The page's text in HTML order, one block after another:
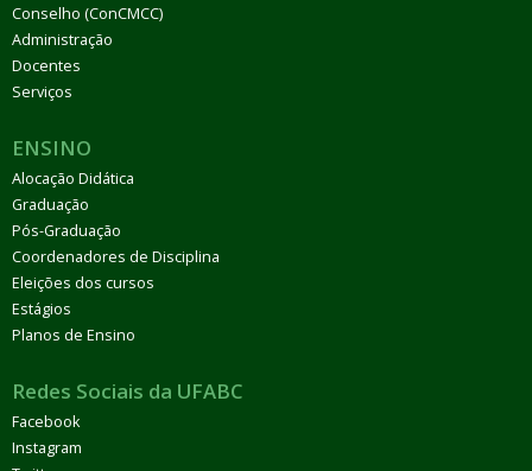
Conselho (ConCMCC)
Administração
Docentes
Serviços
ENSINO
Alocação Didática
Graduação
Pós-Graduação
Coordenadores de Disciplina
Eleições dos cursos
Estágios
Planos de Ensino
Redes Sociais da UFABC
Facebook
Instagram